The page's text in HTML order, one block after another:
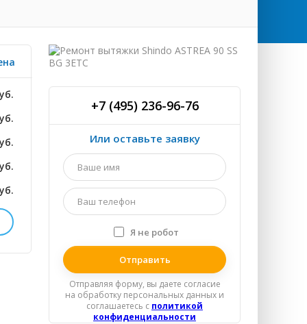
+7 (495) 236-96-76
Или оставьте заявку
Ваше
имя
Ваш
телефон
спамер
Я не робот
Отправляя форму, вы даете согласие
на обработку персональных данных и
соглашаетесь c политикой
конфиденциальности